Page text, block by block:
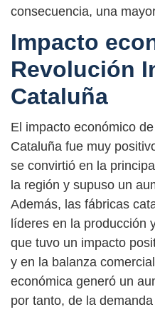
consecuencia, una
Impacto
Revolución
Cataluña
El impacto económico
Cataluña fue muy
se convirtió en la
la región y supuso un
Además, las fábricas
líderes en la producción
que tuvo un impacto
y en la balanza
económica generó un
por tanto, de la